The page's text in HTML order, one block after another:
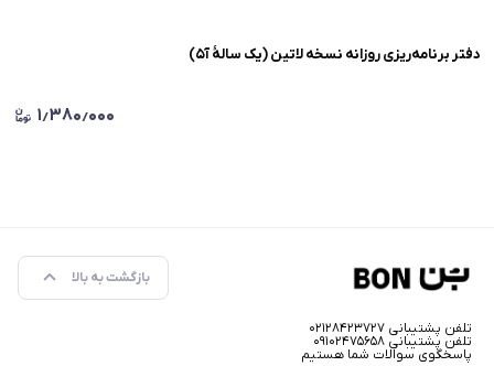
دفتر برنامه‌ریزی‌ روزانه نسخه لاتین (یک سالهٔ آ۵)
۱٫۳۸۰٫۰۰۰
بازگشت به بالا
تلفن پشتیبانی ۰۲۱۲۸۴۲۳۷۲۷
تلفن پشتیبانی ۰۹۱۰۲۴۷۵۶۵۸
پاسخگوی سوالات شما هستیم